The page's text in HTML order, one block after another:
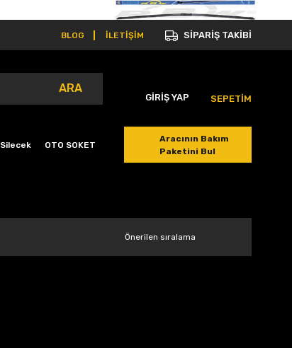
BLOG İLETİŞİM SİPARİŞ TAKİBİ
ARA
GİRİŞ YAP SEPETİM
OTO SOKET
Aracının Bakım
Paketini Bul